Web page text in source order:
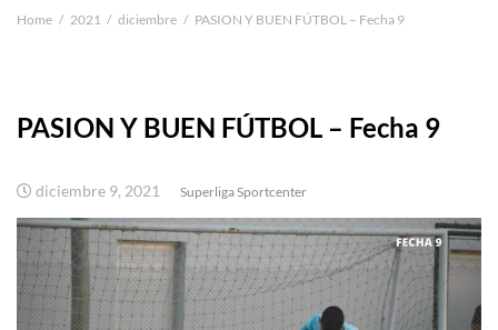
Home 2021 diciembre PASION Y BUEN FÚTBOL – Fecha 9
PASION Y BUEN FÚTBOL – Fecha 9
diciembre 9, 2021 Superliga Sportcenter